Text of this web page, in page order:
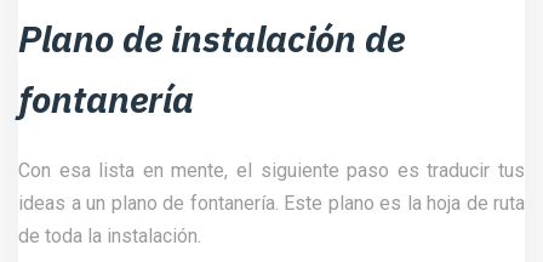
Plano de instalación de
fontanería
Con esa lista en mente, el siguiente paso es traducir tus
ideas a un plano de fontanería. Este plano es la hoja de ruta
de toda la instalación.